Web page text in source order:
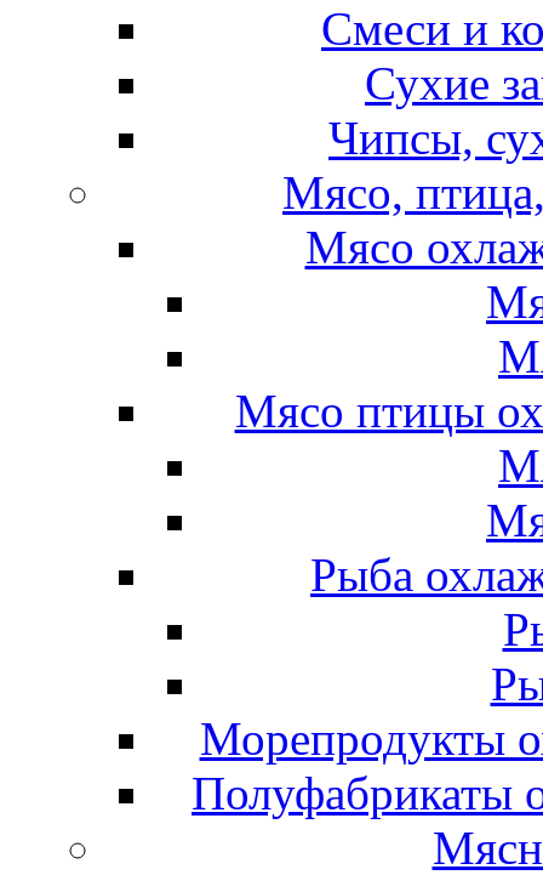
Смеси и
Сухие
Чипсы,
Мясо,
Мясо
Мясо птицы
Рыба
Морепродукты
Полуфабрикаты